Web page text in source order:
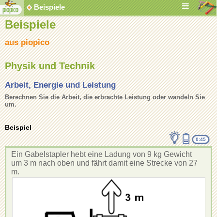
Beispiele
aus piopico
Physik und Technik
Arbeit, Energie und Leistung
Berechnen Sie die Arbeit, die erbrachte Leistung oder wandeln Sie
um.
Beispiel
0:45
Ein Gabelstapler hebt eine Ladung von 9 kg Gewicht
um 3 m nach oben und fährt damit eine Strecke von 27
m.
Beispiele